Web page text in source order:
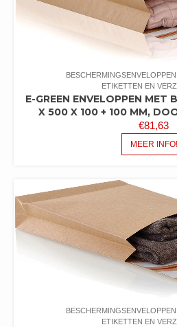
BESCHERMINGSENVELOPPEN
ETIKETTEN EN
E-GREEN ENVELOPPEN
X 500 X 100 + 100 MM,
€81,63
MEER INFO!
BESCHERMINGSENVELOPPEN
ETIKETTEN EN